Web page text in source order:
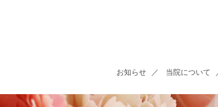
お知らせ 当院について